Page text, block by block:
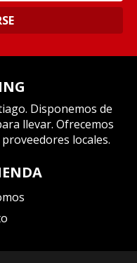
Disponemos de
llevar. Ofrecemos
locales.